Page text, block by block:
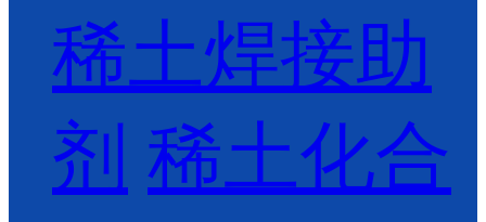
稀土焊接助
剂 稀土化合